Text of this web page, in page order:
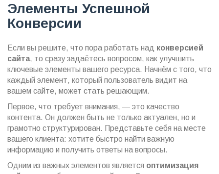
Элементы Успешной
Конверсии
Если вы решите, что пора работать над конверсией
сайта, то сразу задаётесь вопросом, как улучшить
ключевые элементы вашего ресурса. Начнём с того, что
каждый элемент, который пользователь видит на
вашем сайте, может стать решающим.
Первое, что требует внимания, — это качество
контента. Он должен быть не только актуален, но и
грамотно структурирован. Представьте себя на месте
вашего клиента: хотите быстро найти важную
информацию и получить ответы на вопросы.
Одним из важных элементов является оптимизация